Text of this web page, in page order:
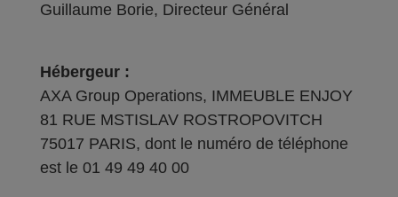
Guillaume Borie, Directeur Général
Hébergeur :
AXA Group Operations, IMMEUBLE ENJOY
81 RUE MSTISLAV ROSTROPOVITCH
75017 PARIS, dont le numéro de téléphone
est le 01 49 49 40 00